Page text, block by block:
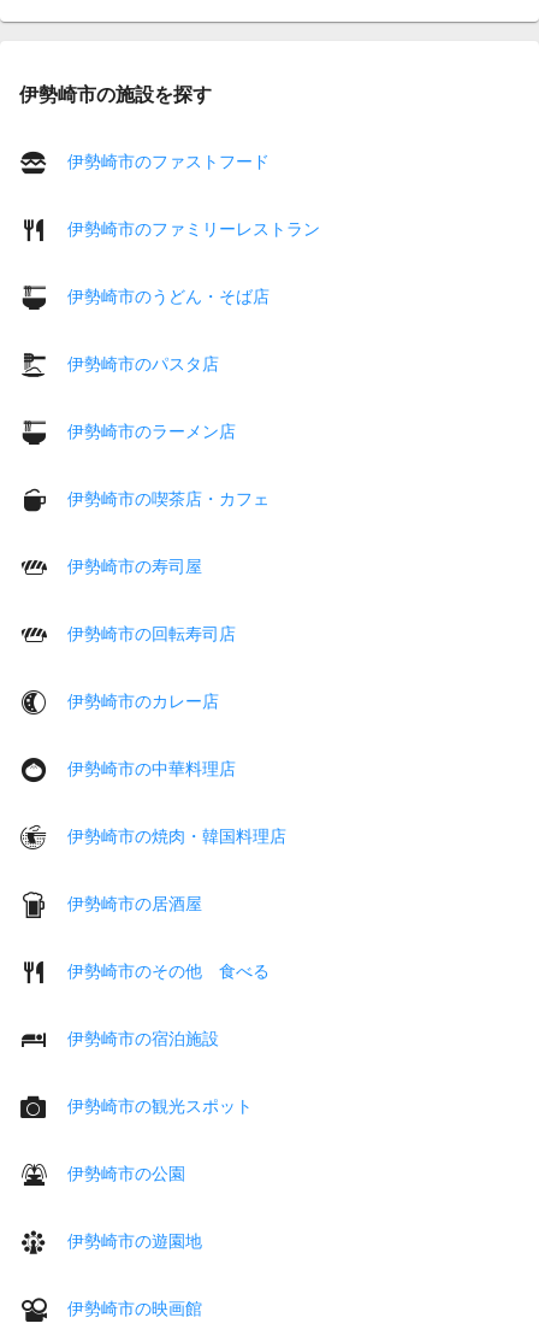
伊勢崎市の施設を探す
伊勢崎市のファストフード
伊勢崎市のファミリーレストラン
伊勢崎市のうどん・そば店
伊勢崎市のパスタ店
伊勢崎市のラーメン店
伊勢崎市の喫茶店・カフェ
伊勢崎市の寿司屋
伊勢崎市の回転寿司店
伊勢崎市のカレー店
伊勢崎市の中華料理店
伊勢崎市の焼肉・韓国料理店
伊勢崎市の居酒屋
伊勢崎市のその他 食べる
伊勢崎市の宿泊施設
伊勢崎市の観光スポット
伊勢崎市の公園
伊勢崎市の遊園地
伊勢崎市の映画館